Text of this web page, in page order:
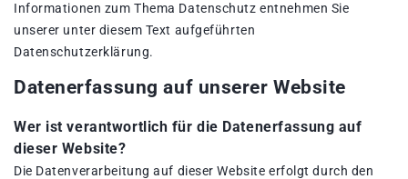
Informationen zum Thema Datenschutz entnehmen Sie
unserer unter diesem Text aufgeführten
Datenschutzerklärung.
Datenerfassung auf unserer Website
Wer ist verantwortlich für die Datenerfassung auf
dieser Website?
Die Datenverarbeitung auf dieser Website erfolgt durch den